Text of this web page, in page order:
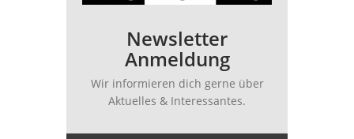
Newsletter
Anmeldung
Wir informieren dich gerne über
Aktuelles & Interessantes.